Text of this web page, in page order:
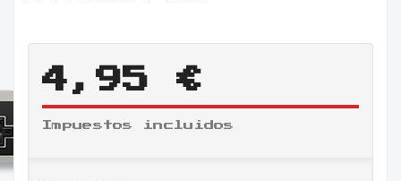
4,95 €
Impuestos incluidos